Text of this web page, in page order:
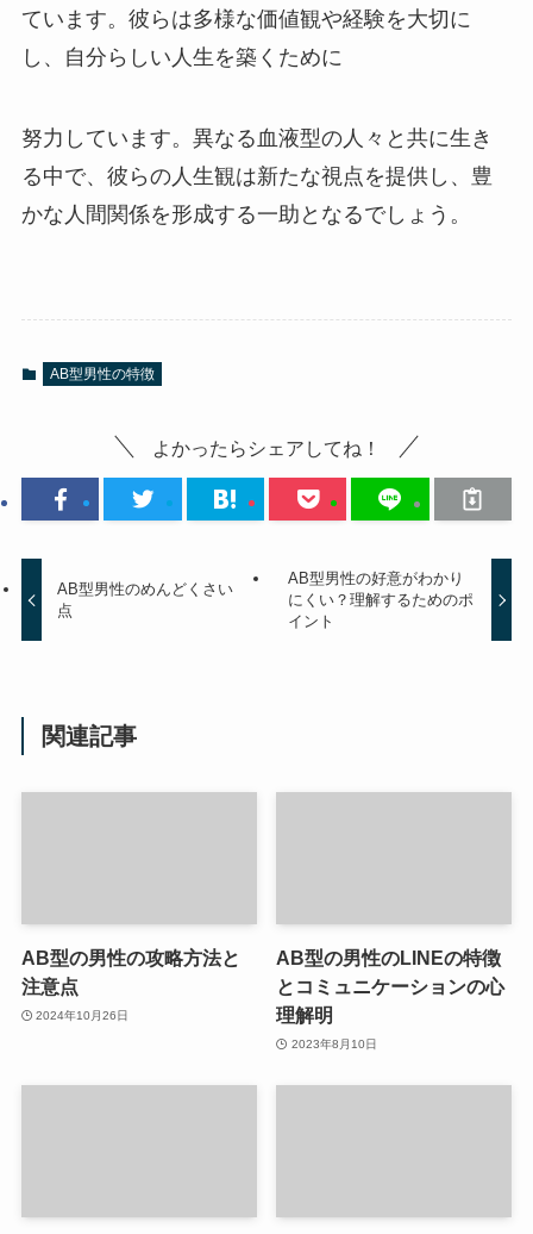
ています。彼らは多様な価値観や経験を大切に
し、自分らしい人生を築くために
努力しています。異なる血液型の人々と共に生き
る中で、彼らの人生観は新たな視点を提供し、豊
かな人間関係を形成する一助となるでしょう。
AB型男性の特徴
よかったらシェアしてね！
AB型男性のめんどくさい
点
AB型男性の好意がわかり
にくい？理解するためのポ
イント
関連記事
AB型の男性の攻略方法と
注意点
2024年10月26日
AB型の男性のLINEの特徴
とコミュニケーションの心
理解明
2023年8月10日